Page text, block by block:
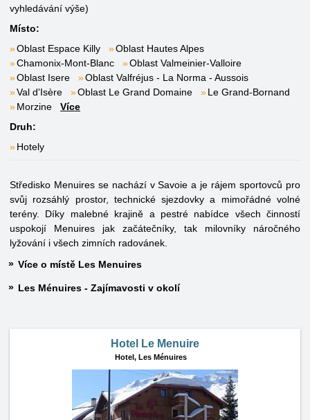
vyhledávání výše)
Místo:
Oblast Espace Killy
Oblast Hautes Alpes
Chamonix-Mont-Blanc
Oblast Valmeinier-Valloire
Oblast Isere
Oblast Valfréjus - La Norma - Aussois
Val d'Isère
Oblast Le Grand Domaine
Le Grand-Bornand
Morzine
Více
Druh:
Hotely
Středisko Menuires se nachází v Savoie a je rájem sportovců pro
svůj rozsáhlý prostor, technické sjezdovky a mimořádné volné
terény. Díky malebné krajině a pestré nabídce všech činností
uspokojí Menuires jak začátečníky, tak milovníky náročného
lyžování i všech zimních radovánek.
Více o místě Les Menuires
Les Ménuires - Zajímavosti v okolí
Hotel Le Menuire
Hotel, Les Ménuires